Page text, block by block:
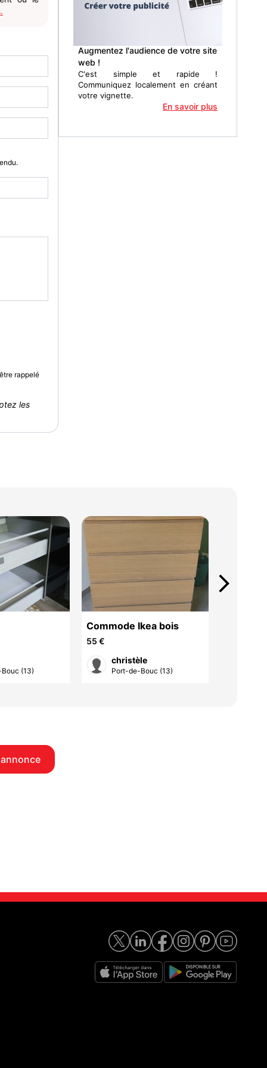
rappelé
les
Augmentez l'audience de votre site
web !
C'est simple et rapide !
Communiquez localement en créant
votre vignette.
En savoir plus
(13)
Commode Ikea bois
55 €
christèle
Port-de-Bouc (13)
arrow_forward_ios